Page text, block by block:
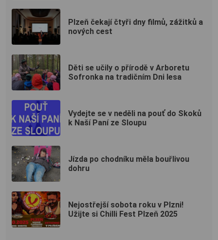
Plzeň čekají čtyři dny filmů, zážitků a
nových cest
Děti se učily o přírodě v Arboretu
Sofronka na tradičním Dni lesa
Vydejte se v neděli na pouť do Skoků
k Naší Paní ze Sloupu
Jízda po chodníku měla bouřlivou
dohru
Nejostřejší sobota roku v Plzni!
Užijte si Chilli Fest Plzeň 2025